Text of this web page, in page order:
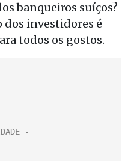
banqueiros suíços?
dos investidores é
todos os gostos.